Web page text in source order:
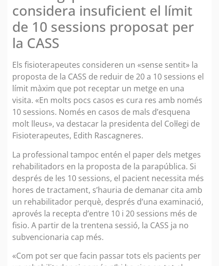
considera insuficient el límit
de 10 sessions proposat per
la CASS
Els fisioterapeutes consideren un «sense sentit» la
proposta de la CASS de reduir de 20 a 10 sessions el
límit màxim que pot receptar un metge en una
visita. «En molts pocs casos es cura res amb només
10 sessions. Només en casos de mals d’esquena
molt lleus», va destacar la presidenta del Col·legi de
Fisioterapeutes, Edith Rascagneres.
La professional tampoc entén el paper dels metges
rehabilitadors en la proposta de la parapública. Si
després de les 10 sessions, el pacient necessita més
hores de tractament, s’hauria de demanar cita amb
un rehabilitador perquè, després d’una examinació,
aprovés la recepta d’entre 10 i 20 sessions més de
fisio. A partir de la trentena sessió, la CASS ja no
subvencionaria cap més.
«Com pot ser que facin passar tots els pacients per